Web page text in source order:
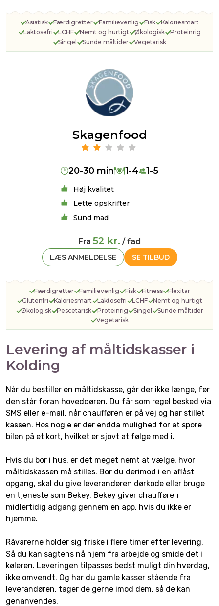
Asiatisk Færdigretter Familievenlig Fisk
Kaloriesmart
Laktosefri
LCHF Nemt og hurtigt Økologisk
Proteinrig
Singel
Sunde måltider Vegetarisk
Skagenfood
20-30 min 1-4 1-5
Høj kvalitet
Lette opskrifter
Sund mad
Fra 52 kr. / fad
SE TILBUD
LÆS ANMELDELSE
Færdigretter Familievenlig Fisk Fitness
Flexitar
Glutenfri
Kaloriesmart Laktosefri LCHF
Nemt og hurtigt
Økologisk
Pescetarisk Proteinrig Singel
Sunde måltider
Vegetarisk
Levering af måltidskasser i
Kolding
Når du bestiller en måltidskasse, går der ikke længe, før
den står foran hoveddøren. Du får som regel besked via
SMS eller e-mail, når chaufføren er på vej og har stillet
kassen. Hos nogle er der endda mulighed for at spore
bilen på et kort, hvilket er sjovt at følge med i.
Hvis du bor i hus, er det meget nemt at vælge, hvor
måltidskassen må stilles. Bor du derimod i en aflåst
opgang, skal du give leverandøren dørkode eller bruge
en tjeneste som Bekey. Bekey giver chaufføren
midlertidig adgang gennem en app, hvis du ikke er
hjemme.
Råvarerne holder sig friske i flere timer efter levering.
Så du kan sagtens nå hjem fra arbejde og smide det i
køleren. Leveringen tilpasses bedst muligt din hverdag,
ikke omvendt. Og har du gamle kasser stående fra
leverandøren, tager de gerne imod dem, så de kan
genanvendes.